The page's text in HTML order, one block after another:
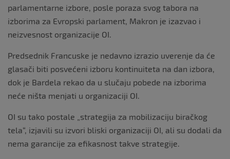
parlamentarne izbore, posle poraza svog tabora na
izborima za Evropski parlament, Makron je izazvao i
neizvesnost organizacije OI.
Predsednik Francuske je nedavno izrazio uverenje da će
glasači biti posvećeni izboru kontinuiteta na dan izbora,
dok je Bardela rekao da u slučaju pobede na izborima
neće ništa menjati u organizaciji OI.
OI su tako postale „strategija za mobilizaciju biračkog
tela“, izjavili su izvori bliski organizaciji OI, ali su dodali da
nema garancije za efikasnost takve strategije.